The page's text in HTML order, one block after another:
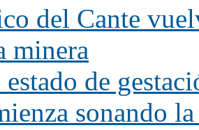
del Cante
minera
de
sonando